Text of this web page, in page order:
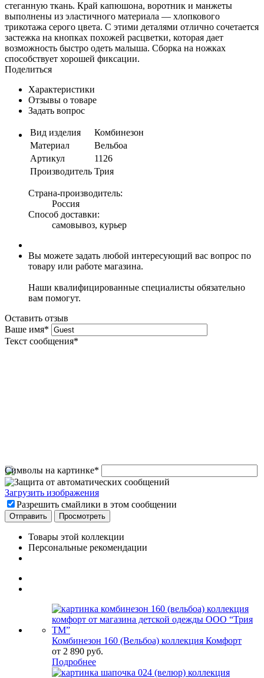
стеганную ткань. Край капюшона, воротник и манжеты
выполнены из эластичного материала — хлопкового
трикотажа серого цвета. С этими деталями отлично сочетается
застежка на кнопках похожей расцветки, которая дает
возможность быстро одеть малыша. Сборка на ножках
способствует хорошей фиксации.
Поделиться
Характеристики
Отзывы о товаре
Задать вопрос
Вид изделия
Комбинезон
Материал
Вельбоа
Артикул
1126
Производитель Трия
Страна-производитель:
Россия
Способ доставки:
самовывоз, курьер
Вы можете задать любой интересующий вас вопрос по
товару или работе магазина.
Наши квалифицированные специалисты обязательно
вам помогут.
Оставить отзыв
Ваше имя*
Текст сообщения*
Символы на картинке*
Загрузить изображения
Разрешить смайлики в этом сообщении
Товары этой коллекции
Персональные рекомендации
Комбинезон 160 (Вельбоа) коллекция Комфорт
от 2 890 руб.
Подробнее